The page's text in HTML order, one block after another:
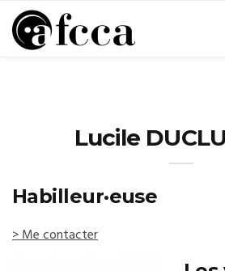
Lucile
Habilleur·euse
> Me contacter